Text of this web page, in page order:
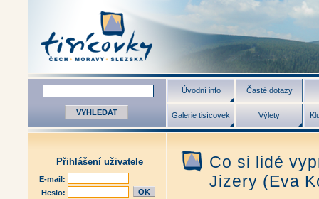
Úvodní info Časté dotazy
Galerie tisícovek Výlety
Přihlášení uživatele
E-mail:
Heslo:
Co si lidé
Jizery (Eva